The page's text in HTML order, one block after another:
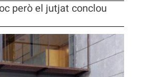
però el jutjat conclou